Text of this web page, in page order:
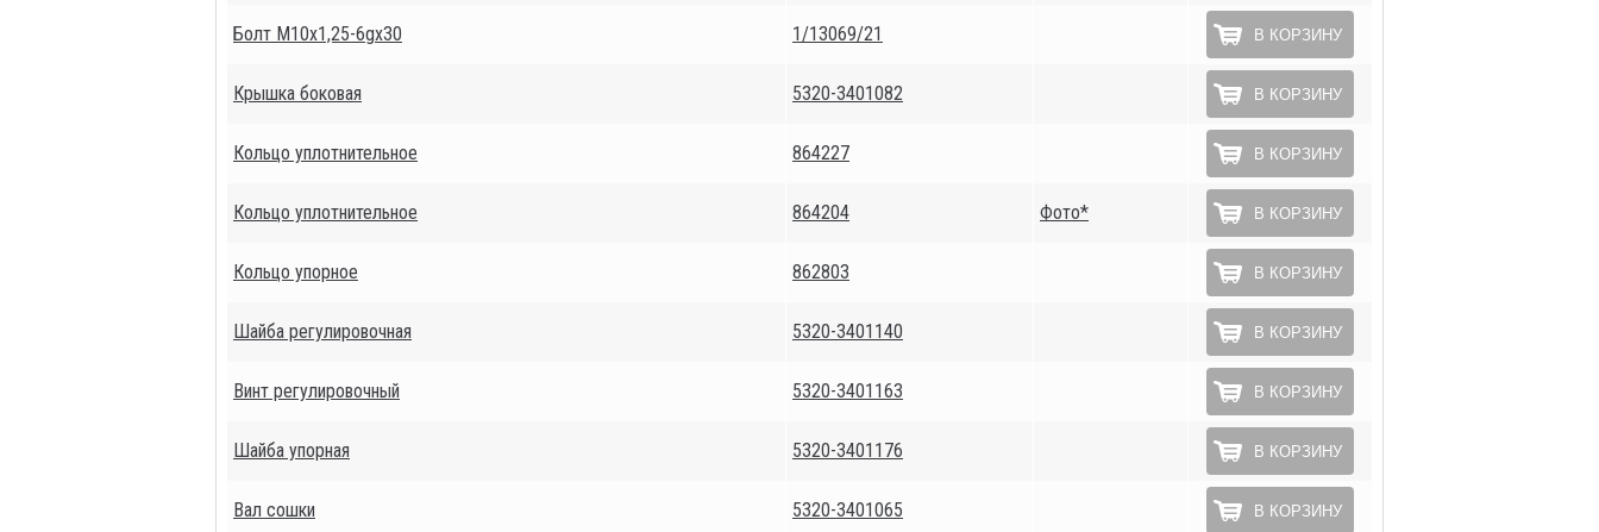
Болт М10х1,25-6gх30 1/13069/21 В КОРЗИНУ
Крышка боковая 5320-3401082 В КОРЗИНУ
Кольцо уплотнительное 864227 В КОРЗИНУ
Кольцо уплотнительное 864204 Фото* В КОРЗИНУ
Кольцо упорное 862803 В КОРЗИНУ
Шайба регулировочная 5320-3401140 В КОРЗИНУ
Винт регулировочный 5320-3401163 В КОРЗИНУ
Шайба упорная 5320-3401176 В КОРЗИНУ
Вал сошки 5320-3401065 В КОРЗИНУ